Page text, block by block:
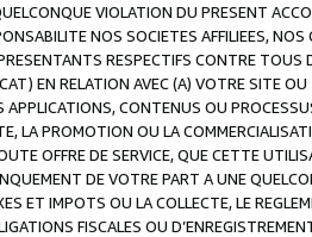
VIOLATION DU PRESENT
NOS SOCIETES AFFILIEES,
RESPECTIFS CONTRE
EN RELATION AVEC (A) VOTRE SITE
APPLICATIONS, CONTENUS OU
LA PROMOTION OU LA
OFFRE DE SERVICE, QUE CETTE
DE VOTRE PART A UNE
ET IMPOTS OU LA COLLECTE, LE
FISCALES OU